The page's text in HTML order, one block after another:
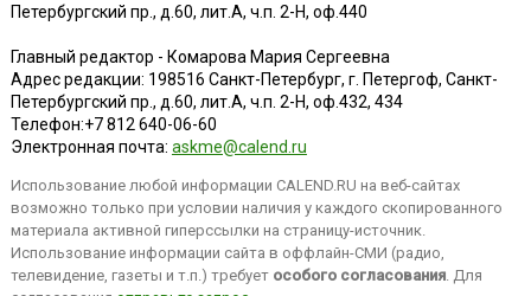
Петербургский пр., д.60, лит.А, ч.п. 2-Н, оф.440
Главный редактор - Комарова Мария Сергеевна
Адрес редакции: 198516 Санкт-Петербург, г. Петергоф, Санкт-
Петербургский пр., д.60, лит.А, ч.п. 2-Н, оф.432, 434
Телефон:+7 812 640-06-60
Электронная почта: askme@calend.ru
Использование любой информации CALEND.RU на веб-сайтах
возможно только при условии наличия у каждого скопированного
материала активной гиперссылки на страницу-источник.
Использование информации сайта в оффлайн-СМИ (радио,
телевидение, газеты и т.п.) требует особого согласования. Для